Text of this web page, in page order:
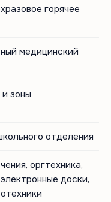
горячее
медицинский
зоны
отделения
оргтехника,
доски,